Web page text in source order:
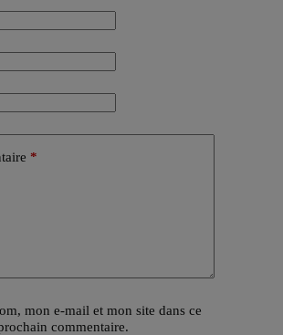
*
mon e-mail et mon site dans ce
commentaire.